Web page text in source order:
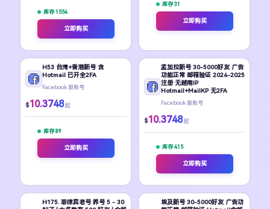
库存 1554
立即购买
库存 31
立即购买
H53 台湾+香港新号 含
Hotmail 已开全2FA
Facebook 新账号
$10.3748 起
库存 89
立即购买
孟加拉新号 30-5000好友 广告
功能正常 邮箱验证 2024-2025
注册 无越南IP
Hotmail+MailKP 无2FA
Facebook 新账号
$10.3748 起
库存 415
立即购买
H175. 菲律宾老号 养号 5 - 30
埃及新号 30-5000好友 广告功